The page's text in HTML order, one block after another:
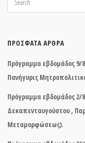
ΠΡΌΣΦΑΤΑ ΆΡΘΡΑ
Πρόγραμμα εβδομάδος 9/
Πανήγυρις
Πρόγραμμα εβδομάδος 2/
Δεκαπενταυγούστου ,
Μεταμορφώσεως).